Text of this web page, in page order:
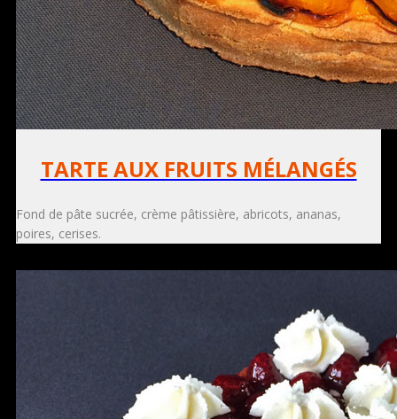
TARTE AUX FRUITS MÉLANGÉS
Fond de pâte sucrée, crème pâtissière, abricots, ananas,
poires, cerises.